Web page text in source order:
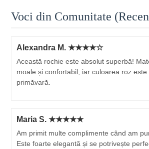
Voci din Comunitate
Alexandra M. ★★★★☆
Această rochie este absolut superbă!
moale și confortabil, iar culoarea roz
primăvară.
Maria S. ★★★★★
Am primit multe complimente când am
Este foarte elegantă și se potrivește